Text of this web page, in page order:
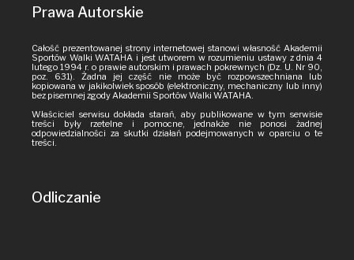
Prawa Autorskie
Całość prezentowanej strony internetowej stanowi własność Akademii
Sportów Walki WATAHA i jest utworem w rozumieniu ustawy z dnia 4
lutego 1994 r. o prawie autorskim i prawach pokrewnych (Dz. U. Nr 90,
poz. 631). Żadna jej część nie może być rozpowszechniana lub
kopiowana w jakikolwiek sposób (elektroniczny, mechaniczny lub inny)
bez pisemnej zgody Akademii Sportów Walki WATAHA.
Właściciel serwisu dokłada starań, aby publikowane w tym serwisie
treści były rzetelne i pomocne, jednakże nie ponosi żadnej
odpowiedzialności za skutki działań podejmowanych w oparciu o te
treści.
Odliczanie